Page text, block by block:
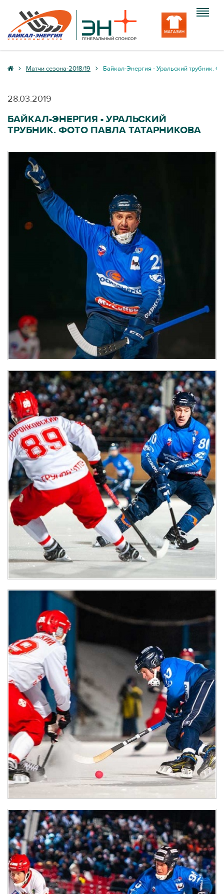
Клуб
Медиа
Матчи сезона-2018/19 Байкал-Энергия - Уральский трубник.
28.03.2019
БАЙКАЛ-ЭНЕРГИЯ - УРАЛЬСКИЙ
ТРУБНИК. ФОТО ПАВЛА ТАТАРНИКОВА